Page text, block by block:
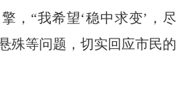
，“我希望‘稳中求变’，尽
殊等问题，切实回应市民的